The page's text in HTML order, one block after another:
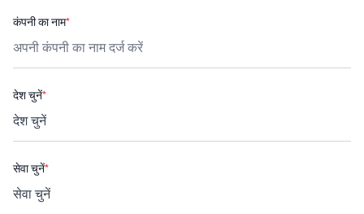
कंपनी का नाम*
देश चुनें*
सेवा चुनें*